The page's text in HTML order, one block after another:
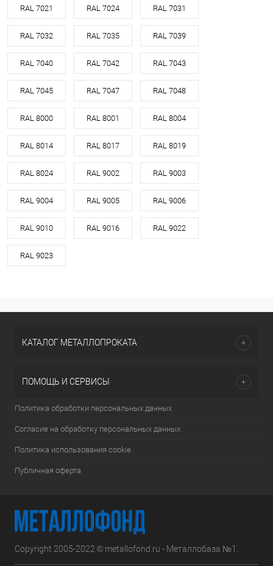
RAL 7021 RAL 7024 RAL 7031
RAL 7032 RAL 7035 RAL 7039
RAL 7040 RAL 7042 RAL 7043
RAL 7045 RAL 7047 RAL 7048
RAL 8000 RAL 8001 RAL 8004
RAL 8014 RAL 8017 RAL 8019
RAL 8024 RAL 9002 RAL 9003
RAL 9004 RAL 9005 RAL 9006
RAL 9010 RAL 9016 RAL 9022
RAL 9023
КАТАЛОГ МЕТАЛЛОПРОКАТА
ПОМОЩЬ И СЕРВИСЫ
Политика обработки персональных данных
Согласие на обработку персональных данных
Политика использования cookie
Публичная оферта
Copyright 2005-2022 © metallofond.ru - Металлобаза №1.